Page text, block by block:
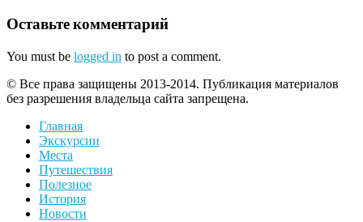
Оставьте комментарий
You must be logged in to post a comment.
© Все права защищены 2013-2014. Публикация материалов
без разрешения владельца сайта запрещена.
Главная
Экскурсии
Места
Путешествия
Полезное
История
Новости